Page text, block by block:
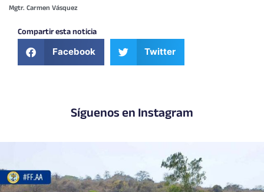
Mgtr. Carmen Vásquez
Compartir esta noticia
Facebook Twitter
Síguenos en Instagram